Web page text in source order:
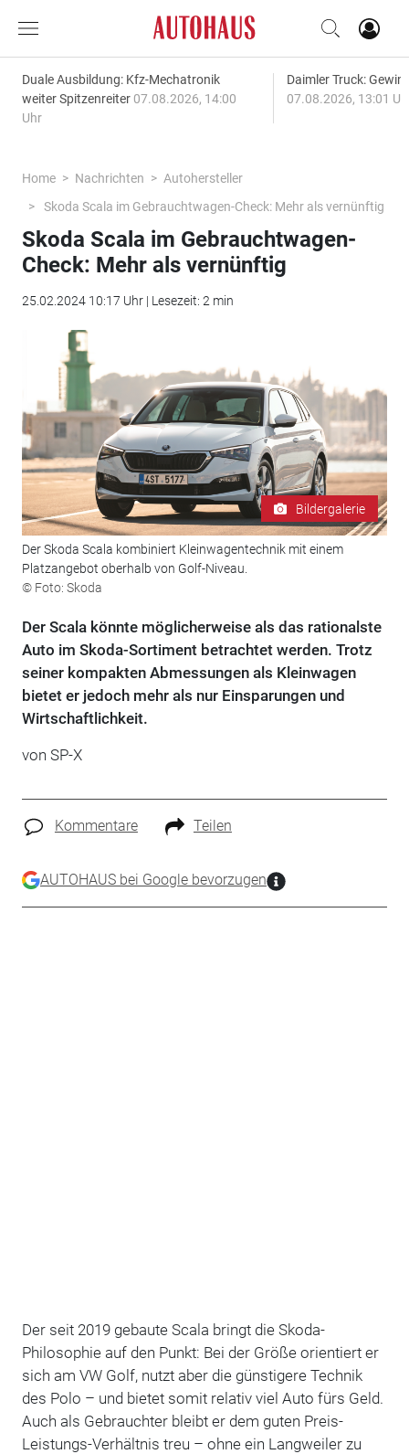
Duale Ausbildung: Kfz-Mechatronik
weiter Spitzenreiter 07.08.2026, 14:00
Uhr
Daimler Truck:
07.08.2026, 13:01
Home Nachrichten
Autohersteller
Skoda Scala im Gebrauchtwagen-Check: Mehr als vernünftig
Skoda Scala im Gebrauchtwagen-
Check: Mehr als vernünftig
25.02.2024 10:17 Uhr | Lesezeit: 2 min
Bildergalerie
Der Skoda Scala kombiniert Kleinwagentechnik mit einem
Platzangebot oberhalb von Golf-Niveau.
© Foto: Skoda
Der Scala könnte möglicherweise als das rationalste
Auto im Skoda-Sortiment betrachtet werden. Trotz
seiner kompakten Abmessungen als Kleinwagen
bietet er jedoch mehr als nur Einsparungen und
Wirtschaftlichkeit.
von SP-X
Kommentare Teilen
AUTOHAUS bei Google bevorzugen
Der seit 2019 gebaute Scala bringt die Skoda-
Philosophie auf den Punkt: Bei der Größe orientiert er
sich am VW Golf, nutzt aber die günstigere Technik
des Polo – und bietet somit relativ viel Auto fürs Geld.
Auch als Gebrauchter bleibt er dem guten Preis-
Leistungs-Verhältnis treu – ohne ein Langweiler zu